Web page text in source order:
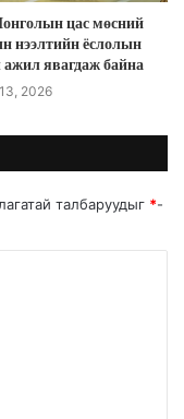
цас мөсний
нээлтийн ёслолын
ажил явагдаж байна
2026
талбаруудыг *-